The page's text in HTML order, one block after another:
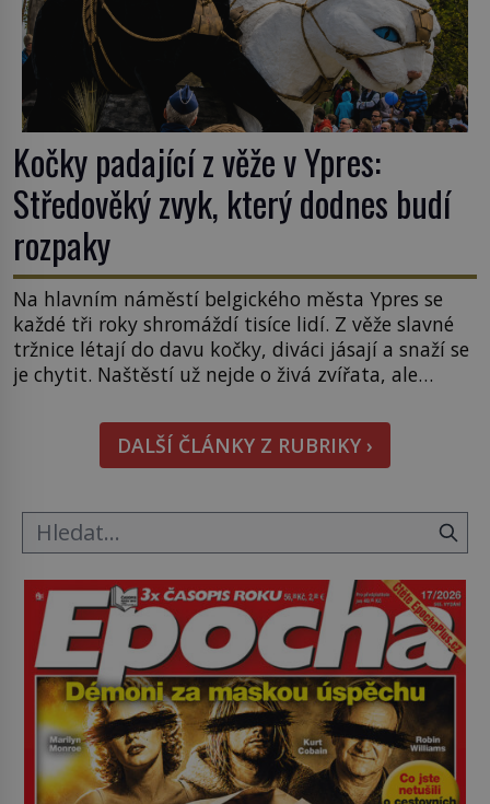
Kočky padající z věže v Ypres:
Středověký zvyk, který dodnes budí
rozpaky
Na hlavním náměstí belgického města Ypres se
každé tři roky shromáždí tisíce lidí. Z věže slavné
tržnice létají do davu kočky, diváci jásají a snaží se
je chytit. Naštěstí už nejde o živá zvířata, ale
Tato veselá podívaná připomíná jeden z
nejpodivnějších a zároveň nejkrutějších zvyků […]
DALŠÍ ČLÁNKY Z RUBRIKY ›